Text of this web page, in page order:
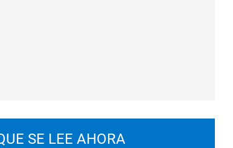
SE LEE AHORA